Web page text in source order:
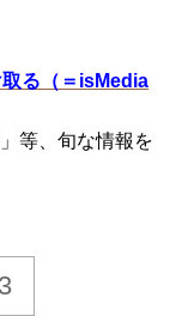
る（＝isMedia
等、旬な情報を
3